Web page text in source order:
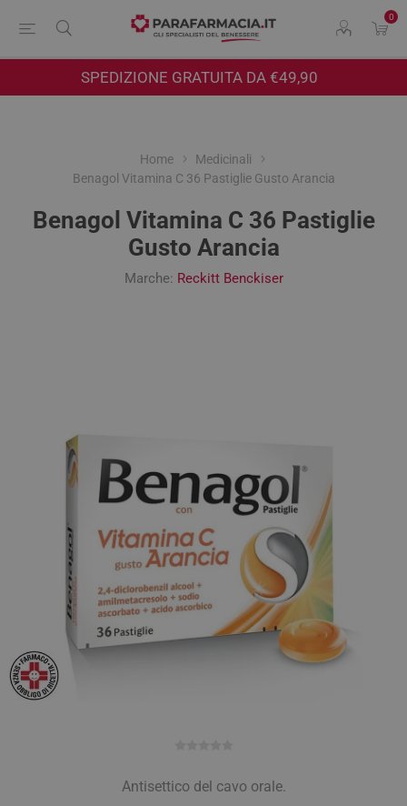
0
SPEDIZIONE GRATUITA DA €49,90
Home
Medicinali
Benagol Vitamina C 36 Pastiglie Gusto Arancia
Benagol Vitamina C 36 Pastiglie
Gusto Arancia
Marche: Reckitt Benckiser
Antisettico del cavo orale.